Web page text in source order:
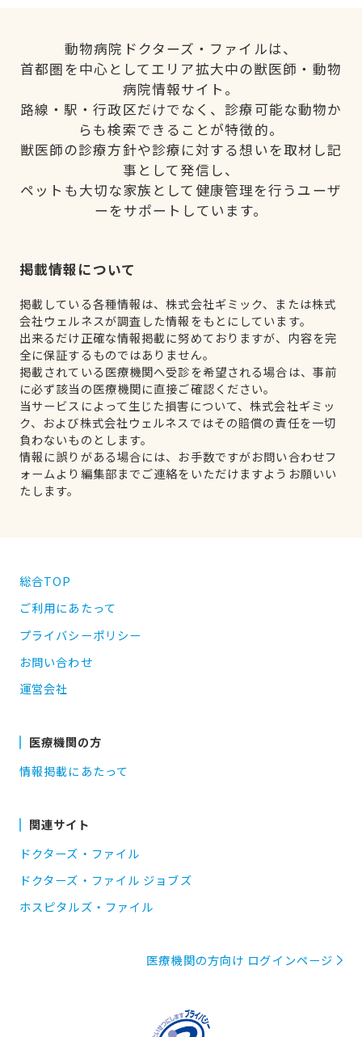
動物病院ドクターズ・ファイルは、
首都圏を中心としてエリア拡大中の獣医師・動物
病院情報サイト。
路線・駅・行政区だけでなく、診療可能な動物か
らも検索できることが特徴的。
獣医師の診療方針や診療に対する想いを取材し記
事として発信し、
ペットも大切な家族として健康管理を行うユーザ
ーをサポートしています。
掲載情報について
掲載している各種情報は、株式会社ギミック、または株式
会社ウェルネスが調査した情報をもとにしています。
出来るだけ正確な情報掲載に努めておりますが、内容を完
全に保証するものではありません。
掲載されている医療機関へ受診を希望される場合は、事前
に必ず該当の医療機関に直接ご確認ください。
当サービスによって生じた損害について、株式会社ギミッ
ク、および株式会社ウェルネスではその賠償の責任を一切
負わないものとします。
情報に誤りがある場合には、お手数ですがお問い合わせフ
ォームより編集部までご連絡をいただけますようお願いい
たします。
総合TOP
ご利用にあたって
プライバシーポリシー
お問い合わせ
運営会社
医療機関の方
情報掲載にあたって
関連サイト
ドクターズ・ファイル
ドクターズ・ファイル ジョブズ
ホスピタルズ・ファイル
医療機関の方向け ログインページ